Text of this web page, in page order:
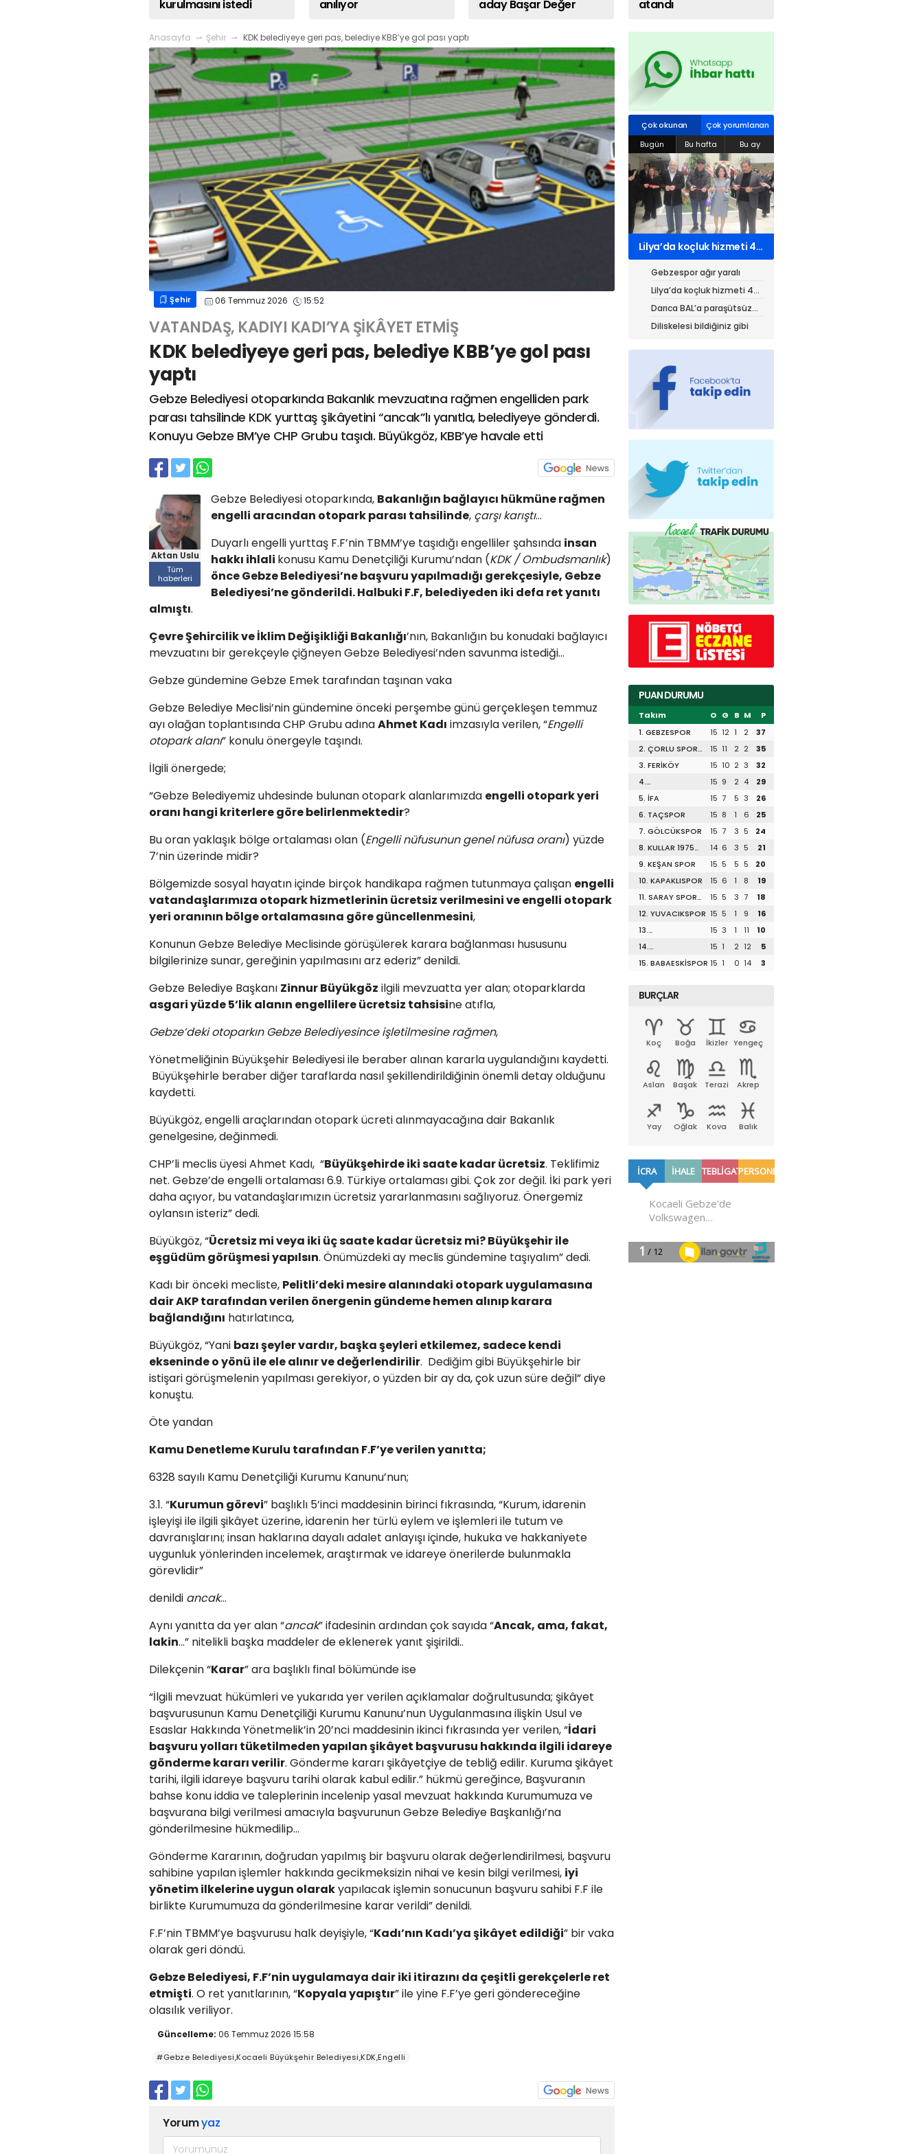
kurulmasını istedi
anılıyor
aday Başar Değer
atandı
Anasayfa Şehir KDK belediyeye geri pas, belediye KBB’ye gol pası yaptı
Şehir 06 Temmuz 2026 15:52
VATANDAŞ, KADIYI KADI’YA ŞİKÂYET ETMİŞ
KDK belediyeye geri pas, belediye KBB’ye gol pası
yaptı
Gebze Belediyesi otoparkında Bakanlık mevzuatına rağmen engelliden park
parası tahsilinde KDK yurttaş şikâyetini “ancak”lı yanıtla, belediyeye gönderdi.
Konuyu Gebze BM’ye CHP Grubu taşıdı. Büyükgöz, KBB’ye havale etti
Aktan Uslu
Tüm
haberleri
Gebze Belediyesi otoparkında, Bakanlığın bağlayıcı hükmüne rağmen
engelli aracından otopark parası tahsilinde, çarşı karıştı…
Duyarlı engelli yurttaş F.F’nin TBMM’ye taşıdığı engelliler şahsında insan
hakkı ihlali konusu Kamu Denetçiliği Kurumu’ndan (KDK / Ombudsmanlık)
önce Gebze Belediyesi’ne başvuru yapılmadığı gerekçesiyle, Gebze
Belediyesi’ne gönderildi. Halbuki F.F, belediyeden iki defa ret yanıtı
almıştı.
Çevre Şehircilik ve İklim Değişikliği Bakanlığı’nın, Bakanlığın bu konudaki bağlayıcı
mevzuatını bir gerekçeyle çiğneyen Gebze Belediyesi’nden savunma istediği…
Gebze gündemine Gebze Emek tarafından taşınan vaka
Gebze Belediye Meclisi’nin gündemine önceki perşembe günü gerçekleşen temmuz
ayı olağan toplantısında CHP Grubu adınaAhmet Kadı imzasıyla verilen, “Engelli
otopark alanı” konulu önergeyle taşındı.
İlgili önergede;
“Gebze Belediyemiz uhdesinde bulunan otopark alanlarımızda engelli otopark yeri
oranı hangi kriterlere göre belirlenmektedir?
Bu oran yaklaşık bölge ortalaması olan (Engelli nüfusunun genel nüfusa oranı) yüzde
7’nin üzerinde midir?
Bölgemizde sosyal hayatın içinde birçok handikapa rağmen tutunmaya çalışan engelli
vatandaşlarımıza otopark hizmetlerinin ücretsiz verilmesini ve engelli otopark
yeri oranının bölge ortalamasına göre güncellenmesini,
Konunun Gebze Belediye Meclisinde görüşülerek karara bağlanması hususunu
bilgilerinize sunar, gereğinin yapılmasını arz ederiz” denildi.
Gebze Belediye Başkanı Zinnur Büyükgöz ilgili mevzuatta yer alan; otoparklarda
asgari yüzde 5’lik alanın engellilere ücretsiz tahsisine atıfla,
Gebze’deki otoparkın Gebze Belediyesince işletilmesine rağmen,
Yönetmeliğinin Büyükşehir Belediyesi ile beraber alınan kararla uygulandığını kaydetti.
Büyükşehirle beraber diğer taraflarda nasıl şekillendirildiğinin önemli detay olduğunu
kaydetti.
Büyükgöz, engelli araçlarından otopark ücreti alınmayacağına dair Bakanlık
genelgesine, değinmedi.
CHP’li meclis üyesi Ahmet Kadı, “Büyükşehirde iki saate kadar ücretsiz. Teklifimiz
net. Gebze’de engelli ortalaması 6.9. Türkiye ortalaması gibi. Çok zor değil. İki park yeri
daha açıyor, bu vatandaşlarımızın ücretsiz yararlanmasını sağlıyoruz. Önergemiz
oylansın isteriz” dedi.
Büyükgöz, “Ücretsiz mi veya iki üç saate kadar ücretsiz mi? Büyükşehir ile
eşgüdüm görüşmesi yapılsın. Önümüzdeki ay meclis gündemine taşıyalım” dedi.
Kadı bir önceki mecliste, Pelitli’deki mesire alanındaki otopark uygulamasına
dair AKP tarafından verilen önergenin gündeme hemen alınıp karara
bağlandığını hatırlatınca,
Büyükgöz, “Yani bazı şeyler vardır, başka şeyleri etkilemez, sadece kendi
ekseninde o yönü ile ele alınır ve değerlendirilir. Dediğim gibi Büyükşehirle bir
istişari görüşmelenin yapılması gerekiyor, o yüzden bir ay da, çok uzun süre değil” diye
konuştu.
Öte yandan
Kamu Denetleme Kurulu tarafından F.F’ye verilen yanıtta;
6328 sayılı Kamu Denetçiliği Kurumu Kanunu’nun;
3.1. “Kurumun görevi” başlıklı 5’inci maddesinin birinci fıkrasında, “Kurum, idarenin
işleyişi ile ilgili şikâyet üzerine, idarenin her türlü eylem ve işlemleri ile tutum ve
davranışlarını; insan haklarına dayalı adalet anlayışı içinde, hukuka ve hakkaniyete
uygunluk yönlerinden incelemek, araştırmak ve idareye önerilerde bulunmakla
görevlidir”
denildi ancak…
Aynı yanıtta da yer alan “ancak” ifadesinin ardından çok sayıda “Ancak, ama, fakat,
lakin…” nitelikli başka maddeler de eklenerek yanıt şişirildi..
Dilekçenin “Karar” ara başlıklı final bölümünde ise
“İlgili mevzuat hükümleri ve yukarıda yer verilen açıklamalar doğrultusunda; şikâyet
başvurusunun Kamu Denetçiliği Kurumu Kanunu’nun Uygulanmasına ilişkin Usul ve
Esaslar Hakkında Yönetmelik’in 20’nci maddesinin ikinci fıkrasında yer verilen, “İdari
başvuru yolları tüketilmeden yapılan şikâyet başvurusu hakkında ilgili idareye
gönderme kararı verilir. Gönderme kararı şikâyetçiye de tebliğ edilir. Kuruma şikâyet
tarihi, ilgili idareye başvuru tarihi olarak kabul edilir.” hükmü gereğince, Başvuranın
bahse konu iddia ve taleplerinin incelenip yasal mevzuat hakkında Kurumumuza ve
başvurana bilgi verilmesi amacıyla başvurunun Gebze Belediye Başkanlığı’na
gönderilmesine hükmedilip…
Gönderme Kararının, doğrudan yapılmış bir başvuru olarak değerlendirilmesi, başvuru
sahibine yapılan işlemler hakkında gecikmeksizin nihai ve kesin bilgi verilmesi, iyi
yönetim ilkelerine uygun olarakyapılacak işlemin sonucunun başvuru sahibi F.F ile
birlikte Kurumumuza da gönderilmesine karar verildi” denildi.
F.F’nin TBMM’ye başvurusu halk deyişiyle, “Kadı’nın Kadı’ya şikâyet edildiği” bir vaka
olarak geri döndü.
Gebze Belediyesi, F.F’nin uygulamaya dair iki itirazını da çeşitli gerekçelerle ret
etmişti. O ret yanıtlarının, “Kopyala yapıştır” ile yine F.F’ye geri göndereceğine
olasılık veriliyor.
Güncelleme: 06 Temmuz 2026 15:58
#Gebze Belediyesi,Kocaeli Büyükşehir Belediyesi,KDK,Engelli
Yorumyaz
Çok okunan
Çok yorumlanan
Bugün
Bu hafta Bu ay
Lilya’da koçluk hizmeti 4
kurumdan 7 belgeli
Gebzespor ağır yaralı
Lilya’da koçluk hizmeti 4
kurumdan 7 belgeli
Darıca BAL’a paraşütsüz
iniyor!
Diliskelesi bildiğiniz gibi
PUAN DURUMU
Takım O G B M
P
1. GEBZESPOR
15 12 1 2
37
2. ÇORLU SPOR
15 11 2 2
35
3. FERİKÖY
15 10 2 3
32
4.
DİLİSKELESİSPOR
15 9 2 4
29
5. İFA
15 7 5 3
26
6. TAÇSPOR
15 8 1 6
25
7. GÖLCÜKSPOR
15 7 3 5
24
8. KULLAR 1975
14 6 3 5
21
9. KEŞAN SPOR
15 5 5 5
20
10. KAPAKLISPOR
15 6 1 8
19
11. SARAY SPOR
15 5 3 7
18
12. YUVACIKSPOR 15 5 1 9
16
13.
15 3 1 11
10
14.
LÜLEBURGAZSPOR
15 1 2 12
5
15. BABAESKİSPOR 15 1 0 14 3
BURÇLAR
Koç Boğa İkizler Yengeç
Aslan Başak Terazi Akrep
Yay Oğlak Kova Balık
(BİLKAR)Gebze - KOCAELİ
aktanuslu@gmail.com